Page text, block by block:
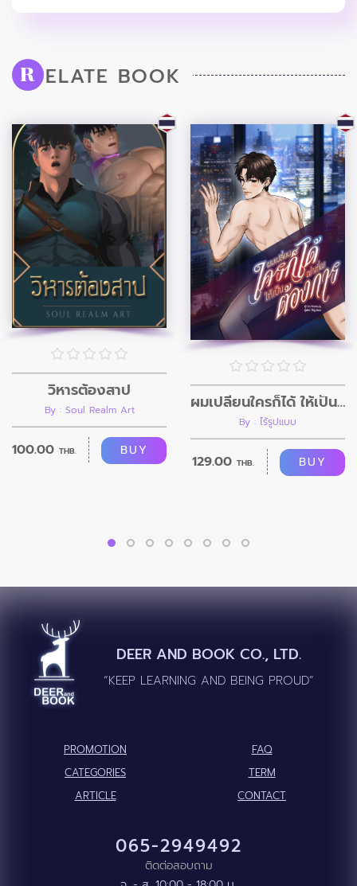
R ELATE BOOK
วิหารต้องสาป
By : Soul Realm Art
100.00 THB. BUY
ผมเปลี่ยนใครก็ได้ ให้เป็นอย่างที่ผมต้องการ
By : ไร้รูปแบบ
129.00 THB. BUY
DEER AND BOOK CO., LTD.
“KEEP LEARNING AND BEING PROUD”
PROMOTION
FAQ
CATEGORIES
TERM
ARTICLE
CONTACT
065-2949492
ติดต่อสอบถาม